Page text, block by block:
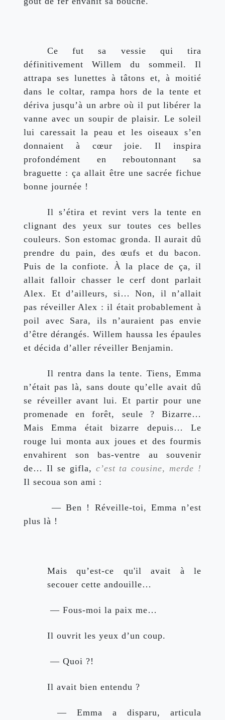
Ce fut sa vessie qui tira
définitivement Willem du sommeil. Il
attrapa ses lunettes à tâtons et, à moitié
dans le coltar, rampa hors de la tente et
dériva jusqu’à un arbre où il put libérer la
vanne avec un soupir de plaisir. Le soleil
lui caressait la peau et les oiseaux s’en
donnaient à cœur joie. Il inspira
profondément en reboutonnant sa
braguette : ça allait être une sacrée fichue
bonne journée !
Il s’étira et revint vers la tente en
clignant des yeux sur toutes ces belles
couleurs. Son estomac gronda. Il aurait dû
prendre du pain, des œufs et du bacon.
Puis de la confiote. À la place de ça, il
allait falloir chasser le cerf dont parlait
Alex. Et d’ailleurs, si… Non, il n’allait
pas réveiller Alex : il était probablement à
poil avec Sara, ils n’auraient pas envie
d’être dérangés. Willem haussa les épaules
et décida d’aller réveiller Benjamin.
Il rentra dans la tente. Tiens, Emma
n’était pas là, sans doute qu’elle avait dû
se réveiller avant lui. Et partir pour une
promenade en forêt, seule ? Bizarre…
Mais Emma était bizarre depuis… Le
rouge lui monta aux joues et des fourmis
envahirent son bas-ventre au souvenir
de… Il se gifla,
Il secoua son ami :
— Ben ! Réveille-toi, Emma n’est
plus là !
Mais qu’est-ce qu'il avait à le
secouer cette andouille…
— Fous-moi la paix me…
Il ouvrit les yeux d’un coup.
— Quoi ?!
Il avait bien entendu ?
— Emma a disparu, articula